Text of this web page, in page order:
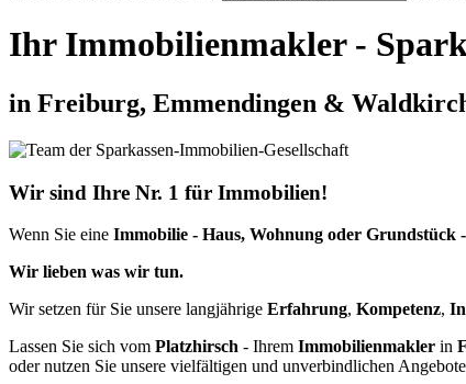
Ihr Immobilienmakler -
in Freiburg, Emmendingen &
Wir sind Ihre Nr. 1 für Immobilien!
Wenn Sie eine Immobilie - Haus, Wohnung oder
Wir lieben was wir tun.
Wir setzen für Sie unsere langjährige Erfahrung, Kompetenz,
Lassen Sie sich vom Platzhirsch - Ihrem Immobilienmakler in
oder nutzen Sie unsere vielfältigen und unverbindlichen